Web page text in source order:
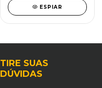
ESPIAR
TIRE SUAS
DÚVIDAS